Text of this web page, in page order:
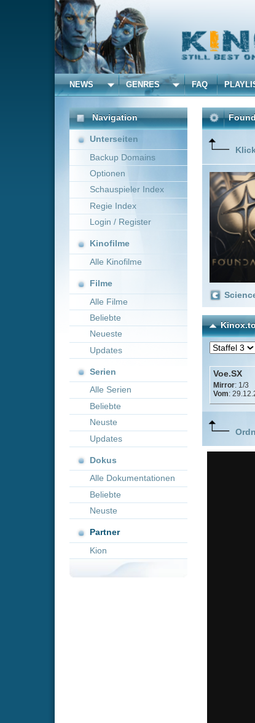
NEWS GENRES FAQ
Navigation
Unterseiten
Backup Domains
Optionen
Schauspieler Index
Regie Index
Login / Register
Kinofilme
Alle Kinofilme
Beliebte
Serien
Alle Serien
Beliebte
Neuste
Dokus
Alle Dokumentationen
Beliebte
Neuste
Partner
Kion
Foundation (2021)
Klicke hier um
Science Fiction
Voe.SX
: 1/3
Vom
: 29.12.2025